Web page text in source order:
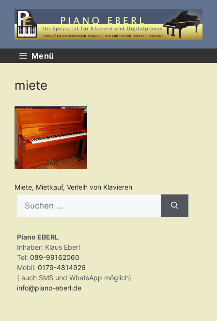
springen
Menü
miete
Miete, Mietkauf, Verleih von Klavieren
nach:
Piano EBERL
Inhaber: Klaus Eberl
Tel: 089-99162060
Mobil: 0179-4814926
( auch SMS und WhatsApp möglich)
info@piano-eberl.de